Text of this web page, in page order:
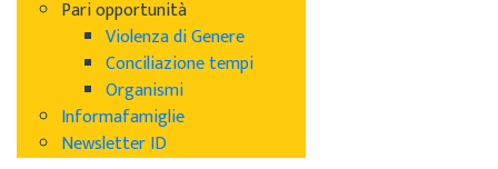
Pari opportunità
Violenza di Genere
Conciliazione tempi
Organismi
Informafamiglie
Newsletter ID